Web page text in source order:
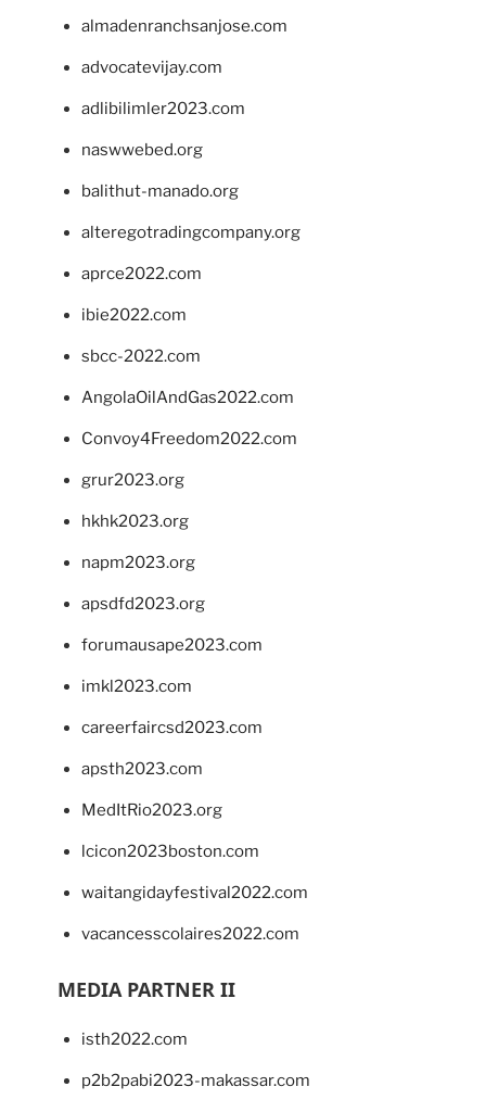
almadenranchsanjose.com
advocatevijay.com
adlibilimler2023.com
naswwebed.org
balithut-manado.org
alteregotradingcompany.org
aprce2022.com
ibie2022.com
sbcc-2022.com
AngolaOilAndGas2022.com
Convoy4Freedom2022.com
grur2023.org
hkhk2023.org
napm2023.org
apsdfd2023.org
forumausape2023.com
imkl2023.com
careerfaircsd2023.com
apsth2023.com
MedItRio2023.org
lcicon2023boston.com
waitangidayfestival2022.com
vacancesscolaires2022.com
MEDIA PARTNER II
isth2022.com
p2b2pabi2023-makassar.com